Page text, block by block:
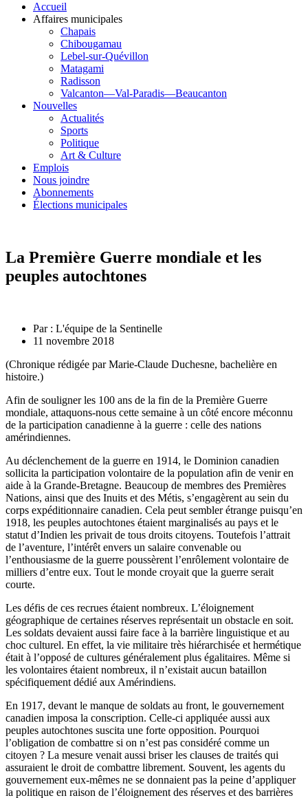
Accueil
Affaires municipales
Chapais
Chibougamau
Lebel-sur-Quévillon
Matagami
Radisson
Valcanton—Val-Paradis—Beaucanton
Nouvelles
Actualités
Sports
Politique
Art & Culture
Emplois
Nous joindre
Abonnements
Élections municipales
La Première Guerre mondiale et les
peuples autochtones
Par : L'équipe de la Sentinelle
11 novembre 2018
(Chronique rédigée par Marie-Claude Duchesne, bachelière en
histoire.)
Afin de souligner les 100 ans de la fin de la Première Guerre
mondiale, attaquons-nous cette semaine à un côté encore méconnu
de la participation canadienne à la guerre : celle des nations
amérindiennes.
Au déclenchement de la guerre en 1914, le Dominion canadien
sollicita la participation volontaire de la population afin de venir en
aide à la Grande-Bretagne. Beaucoup de membres des Premières
Nations, ainsi que des Inuits et des Métis, s’engagèrent au sein du
corps expéditionnaire canadien. Cela peut sembler étrange puisqu’en
1918, les peuples autochtones étaient marginalisés au pays et le
statut d’Indien les privait de tous droits citoyens. Toutefois l’attrait
de l’aventure, l’intérêt envers un salaire convenable ou
l’enthousiasme de la guerre poussèrent l’enrôlement volontaire de
milliers d’entre eux. Tout le monde croyait que la guerre serait
courte.
Les défis de ces recrues étaient nombreux. L’éloignement
géographique de certaines réserves représentait un obstacle en soit.
Les soldats devaient aussi faire face à la barrière linguistique et au
choc culturel. En effet, la vie militaire très hiérarchisée et hermétique
était à l’opposé de cultures généralement plus égalitaires. Même si
les volontaires étaient nombreux, il n’existait aucun bataillon
spécifiquement dédié aux Amérindiens.
En 1917, devant le manque de soldats au front, le gouvernement
canadien imposa la conscription. Celle-ci appliquée aussi aux
peuples autochtones suscita une forte opposition. Pourquoi
l’obligation de combattre si on n’est pas considéré comme un
citoyen ? La mesure venait aussi briser les clauses de traités qui
assuraient le droit de combattre librement. Souvent, les agents du
gouvernement eux-mêmes ne se donnaient pas la peine d’appliquer
la politique en raison de l’éloignement des réserves et des barrières